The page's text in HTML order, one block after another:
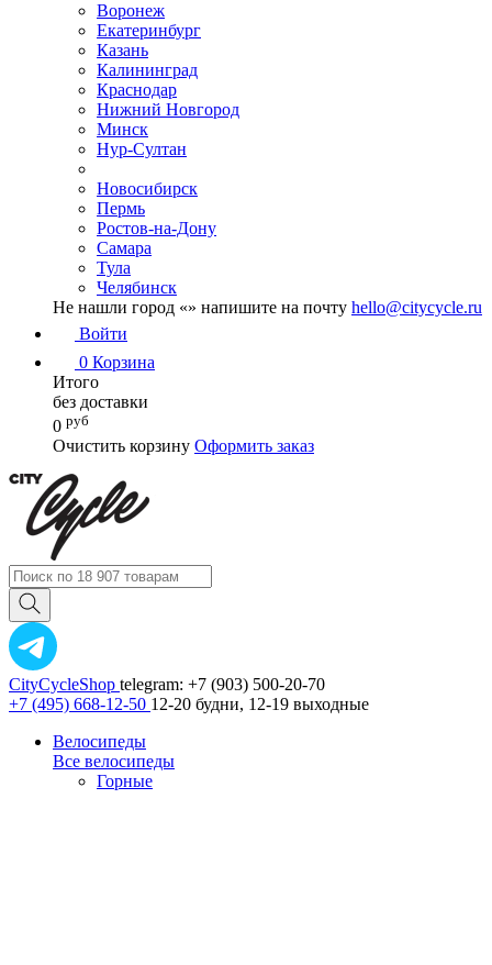
Воронеж
Екатеринбург
Казань
Калининград
Краснодар
Нижний Новгород
Минск
Нур-Султан
Новосибирск
Пермь
Ростов-на-Дону
Самара
Тула
Челябинск
Не нашли город «» напишите на почту hello@citycycle.ru
Войти
0 Корзина
Итого
без доставки
0 руб
Очистить корзину Оформить заказ
CityCycleShop telegram: +7 (903) 500-20-70
+7 (495) 668-12-50 12-20 будни, 12-19 выходные
Велосипеды
Все велосипеды
Горные